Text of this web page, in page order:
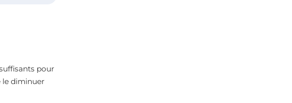
pour
le diminuer